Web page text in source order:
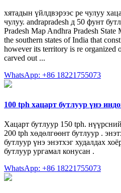
хятадын үйлдвэрээс pe чулуу
чулуу. andrapradesh д 50 фунт
Pradesh Map Andhra Pradesh State
the southern states of India that
however its territory is re organized
carved out ...
WhatsApp: +86 18221755073
100 tph хацарт бутлуур үнэ
Хацарт бутлуур 150 tph.
200 tph хөдөлгөөнт бутлуур .
бутлуур үнэ энэтхэг худалдах
бутлуур ургамал конусан .
WhatsApp: +86 18221755073